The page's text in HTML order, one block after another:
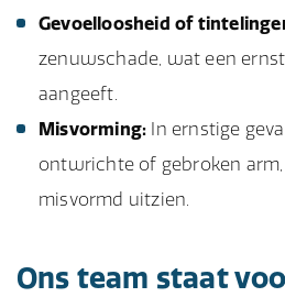
Gevoelloosheid of
zenuwschade, wat een
aangeeft.
Misvorming: In ernstige
ontwrichte of gebroken
misvormd uitzien.
Ons team staat